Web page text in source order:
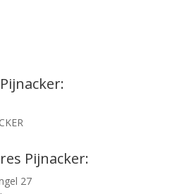
Pijnacker:
27